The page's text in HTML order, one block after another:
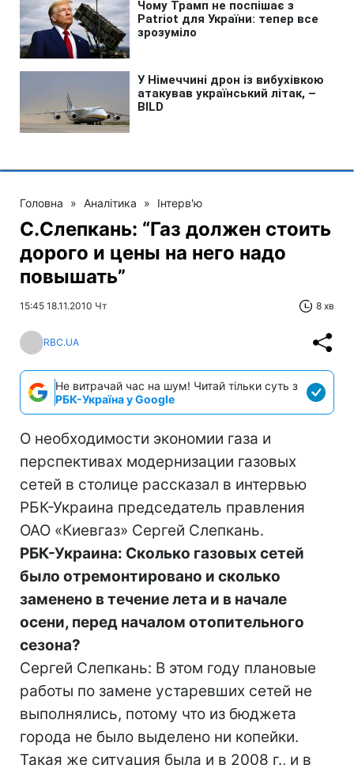
Головна » Аналітика » Інтерв'ю
С.Слепкань: “Газ должен стоить
дорого и цены на него надо
повышать”
15:45 18.11.2010 Чт 8 хв
RBC.UA
Не витрачай час на шум! Читай тільки суть з
РБК-Україна у Google
О необходимости экономии газа и
перспективах модернизации газовых
сетей в столице рассказал в интервью
РБК-Украина председатель правления
ОАО «Киевгаз» Сергей Слепкань.
РБК-Украина: Сколько газовых сетей
было отремонтировано и сколько
заменено в течение лета и в начале
осени, перед началом отопительного
сезона?
Сергей Слепкань: В этом году плановые
работы по замене устаревших сетей не
выполнялись, потому что из бюджета
города не было выделено ни копейки.
Такая же ситуация была и в 2008 г., и в